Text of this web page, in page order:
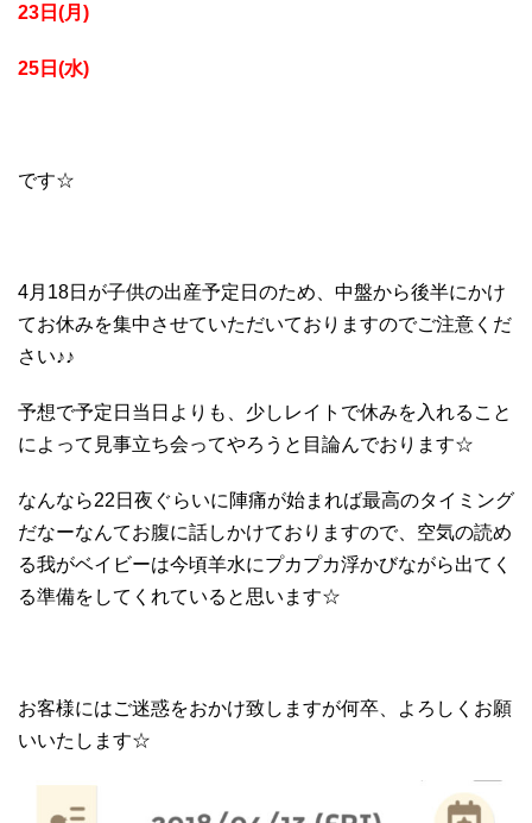
23日(月)
25日(水)
です☆
4月18日が子供の出産予定日のため、中盤から後半にかけ
てお休みを集中させていただいておりますのでご注意くだ
さい♪♪
予想で予定日当日よりも、少しレイトで休みを入れること
によって見事立ち会ってやろうと目論んでおります☆
なんなら22日夜ぐらいに陣痛が始まれば最高のタイミング
だなーなんてお腹に話しかけておりますので、空気の読め
る我がベイビーは今頃羊水にプカプカ浮かびながら出てく
る準備をしてくれていると思います☆
お客様にはご迷惑をおかけ致しますが何卒、よろしくお願
いいたします☆